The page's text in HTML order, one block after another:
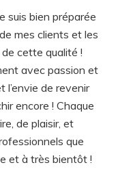
de plaisir, et
que
et à très bientôt !
son savoir
de plaisir et de